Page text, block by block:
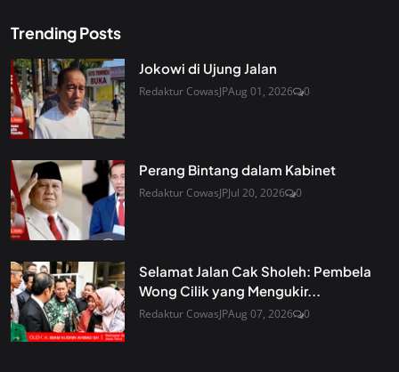
Trending Posts
Jokowi di Ujung Jalan
Redaktur CowasJPAug 01, 2026 0
Perang Bintang dalam Kabinet
Redaktur CowasJPJul 20, 2026 0
Selamat Jalan Cak Sholeh: Pembela
Wong Cilik yang Mengukir...
Redaktur CowasJPAug 07, 2026 0